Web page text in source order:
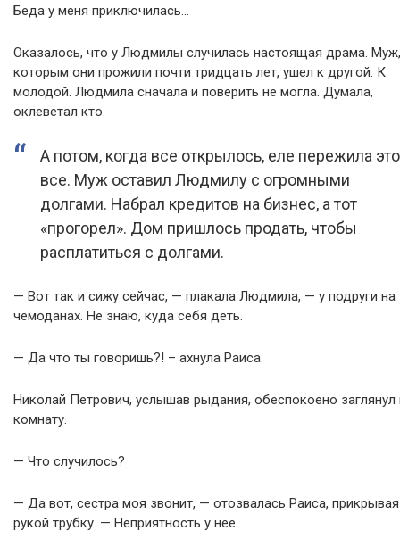
Беда у меня приключилась…
Оказалось, что у Людмилы случилась настоящая драма.
которым они прожили почти тридцать лет, ушел к другой. К
молодой. Людмила сначала и поверить не могла. Думала,
оклеветал кто.
А потом, когда все открылось, еле пережила это
все. Муж оставил Людмилу с огромными
долгами. Набрал кредитов на бизнес, а тот
«прогорел». Дом пришлось продать, чтобы
расплатиться с долгами.
— Вот так и сижу сейчас, — плакала Людмила, — у подруги на
чемоданах. Не знаю, куда себя деть.
— Да что ты говоришь?! – ахнула Раиса.
Николай Петрович, услышав рыдания, обеспокоено заглянул
комнату.
— Что случилось?
— Да вот, сестра моя звонит, — отозвалась Раиса, прикрывая
рукой трубку. — Неприятность у неё…